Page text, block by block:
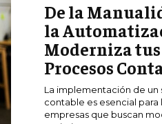
LIFESTYLE
MARKETING
ESTRATEGIAS DE MARKETING
AGENCIAS DE
SEO
De la
la
Moderniza tus
Procesos
La implementación de un
contable es esencial para
empresas que buscan